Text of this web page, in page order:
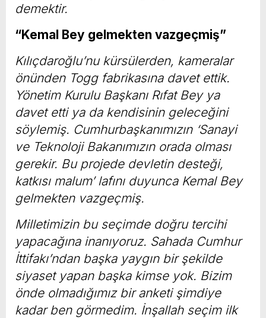
demektir.
“Kemal Bey gelmekten vazgeçmiş”
Kılıçdaroğlu’nu kürsülerden, kameralar
önünden Togg fabrikasına davet ettik.
Yönetim Kurulu Başkanı Rıfat Bey ya
davet etti ya da kendisinin geleceğini
söylemiş. Cumhurbaşkanımızın ‘Sanayi
ve Teknoloji Bakanımızın orada olması
gerekir. Bu projede devletin desteği,
katkısı malum’ lafını duyunca Kemal Bey
gelmekten vazgeçmiş.
Milletimizin bu seçimde doğru tercihi
yapacağına inanıyoruz. Sahada Cumhur
İttifakı’ndan başka yaygın bir şekilde
siyaset yapan başka kimse yok. Bizim
önde olmadığımız bir anketi şimdiye
kadar ben görmedim. İnşallah seçim ilk